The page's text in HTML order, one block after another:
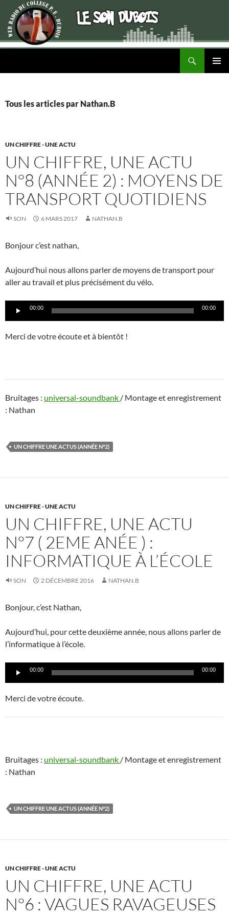
Tous les articles par Nathan.B
UN CHIFFRE - UNE ACTU
UN CHIFFRE, UNE ACTU
N°8 (ANNÉE 2) : MOYENS DE
TRANSPORT QUOTIDIENS
SON 6 MARS 2017 NATHAN.B
Bonjour c’est nathan,
Aujourd’hui nous allons parler de moyens de transport pour
aller au travail et plus précisément du vélo.
Lecteur00:00 00:00
Merci de votre écoute et à bientôt !
Bruitages : universal-soundbank / Montage et enregistrement
: Nathan
UN CHIFFRE UNE ACTUS (ANNÉE N°2)
UN CHIFFRE - UNE ACTU
UN CHIFFRE, UNE ACTU
N°7 ( 2EME ANÉE ) :
INFORMATIQUE À L’ÉCOLE
SON 2 DÉCEMBRE 2016 NATHAN.B
Bonjour, c’est Nathan,
Aujourd’hui, pour cette deuxième année, nous allons parler de
l’informatique à l’école.
Lecteur00:00 00:00
Merci de votre écoute.
Bruitages : universal-soundbank / Montage et enregistrement
: Nathan
UN CHIFFRE UNE ACTUS (ANNÉE N°2)
UN CHIFFRE - UNE ACTU
UN CHIFFRE, UNE ACTU
N°6 : VAGUES RAVAGEUSES